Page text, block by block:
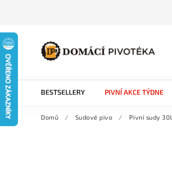
BESTSELLERY PIVNÍ AKCE TÝDNE
Domů / Sudové pivo / Pivní sudy 30l